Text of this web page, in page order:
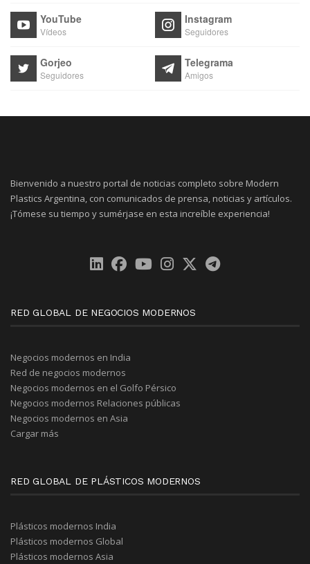
YouTube
Vídeos
Instagram
Seguidores
Gorjeo
Seguidores
Telegrama
Amigos
Bienvenido a nuestro portal de noticias completo sobre Modern
Plastics Argentina, con comunicados de prensa, noticias y artículos.
¡Tómese su tiempo y sumérjase en esta increíble experiencia!
RED GLOBAL DE NEGOCIOS MODERNOS
Negocios modernos en India
Red de negocios modernos
Negocios modernos en el Golfo Pérsico
Negocios modernos Relaciones públicas
Negocios modernos en Asia
Cargar más
RED GLOBAL DE PLÁSTICOS MODERNOS
Plásticos modernos India
Plásticos modernos Global
Plásticos modernos Asia